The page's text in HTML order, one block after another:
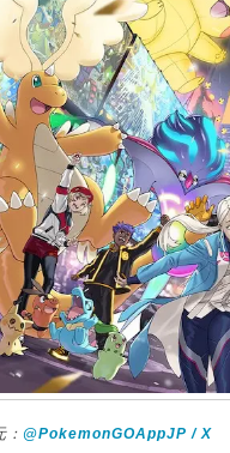
： @PokemonGOAppJP / X